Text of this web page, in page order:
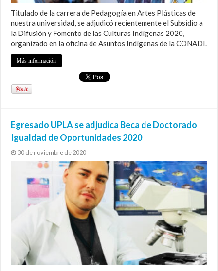
Titulado de la carrera de Pedagogía en Artes Plásticas de
nuestra universidad, se adjudicó recientemente el Subsidio a
la Difusión y Fomento de las Culturas Indígenas 2020,
organizado en la oficina de Asuntos Indígenas de la CONADI.
Más información
Egresado UPLA se adjudica Beca de Doctorado
Igualdad de Oportunidades 2020
30 de noviembre de 2020